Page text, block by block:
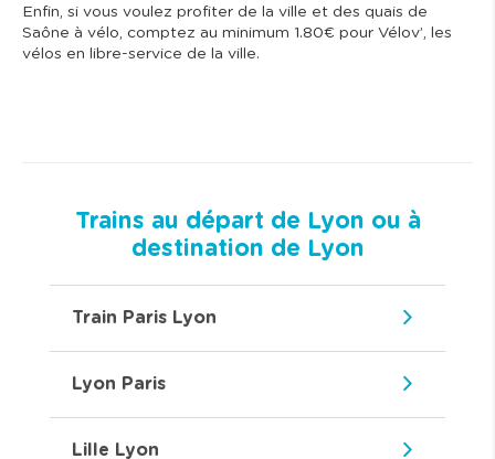
Enfin, si vous voulez profiter de la ville et des quais de
Saône à vélo, comptez au minimum 1.80€ pour Vélov’, les
vélos en libre-service de la ville.
Trains au départ de Lyon ou à
destination de Lyon
Train Paris Lyon
Lyon Paris
Lille Lyon